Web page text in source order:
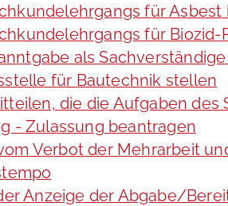
für Asbest
für
als
für Bautechnik stellen
die die Aufgaben
- Zulassung beantragen
Verbot der Mehrarbeit
Anzeige der Abgabe/